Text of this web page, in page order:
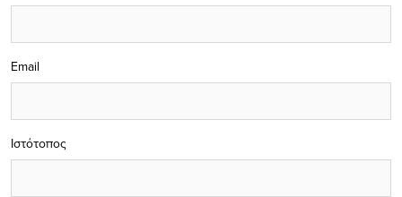
Email
Ιστότοπος